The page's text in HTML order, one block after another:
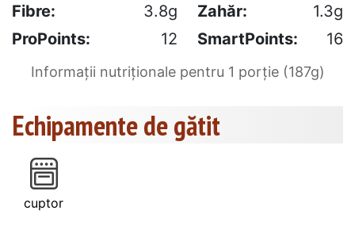
Fibre:
3.8g Zahăr:
1.3g
ProPoints:
12 SmartPoints: 16
Informații nutriționale pentru 1 porție (187g)
Echipamente de gătit
cuptor